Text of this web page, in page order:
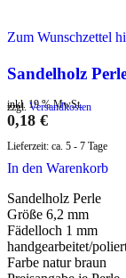
Zum Wunschzettel
Sandelholz
inkl. 19 % MwSt.
zzgl. Versandkosten
0,18 €
Lieferzeit: ca. 5 - 7 Tage
In den Warenkorb
Sandelholz Perle
Größe 6,2 mm
Fädelloch 1 mm
handgearbeitet/
Farbe natur braun